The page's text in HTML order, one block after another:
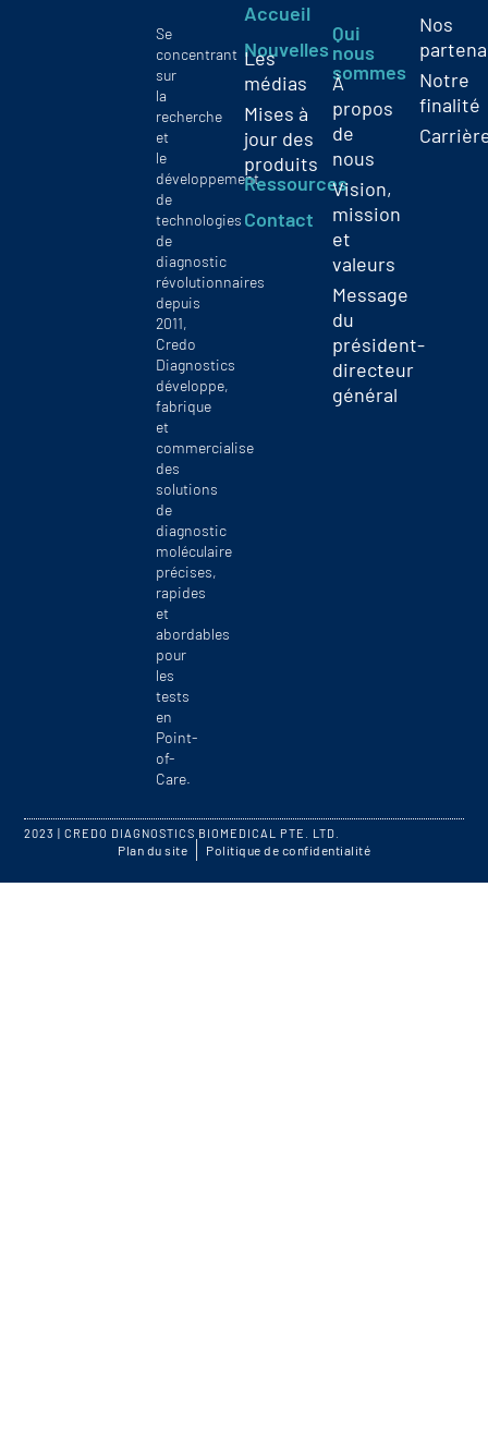
Se
concentrant
sur
la
recherche
et
le
développement
de
technologies
de
diagnostic
révolutionnaires
depuis
2011,
Credo
Diagnostics
développe,
fabrique
et
commercialise
des
solutions
de
diagnostic
moléculaire
précises,
rapides
et
abordables
pour
les
tests
en
Point-
of-
Care.
Accueil
Nouvelles
Les
médias
Mises à
jour des
produits
Ressources
Contact
Qui
nous
sommes
À
propos
de
nous
Vision,
mission
et
valeurs
Message
du
président-
directeur
général
Nos
Notre
finalité
Plan du site Politique de confidentialité
2023 | CREDO DIAGNOSTICS BIOMEDICAL PTE. LTD.